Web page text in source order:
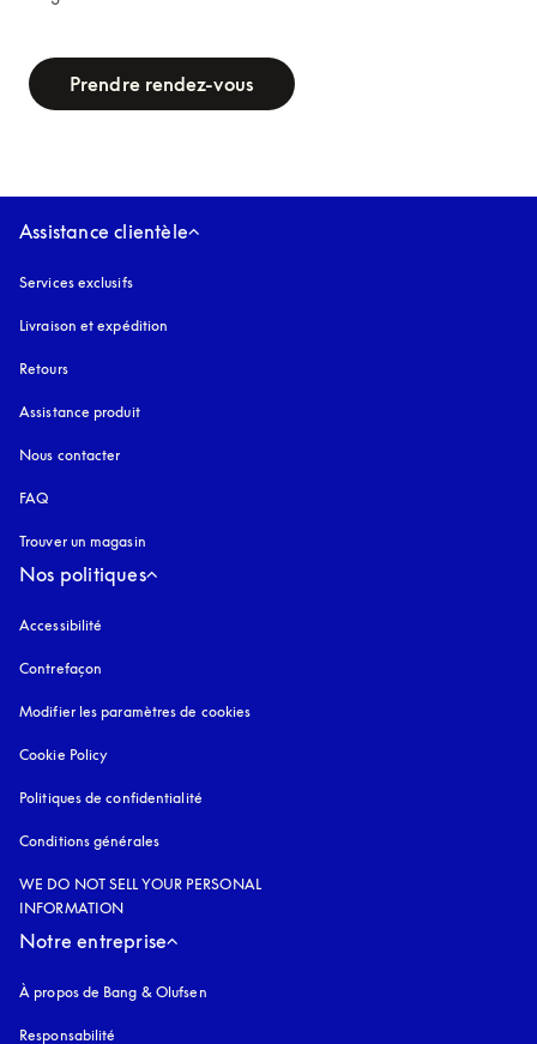
Prendre rendez-vous
Assistance clientèle
Services exclusifs
Livraison et expédition
Retours
Assistance produit
Nous contacter
FAQ
Trouver un magasin
Nos politiques
Accessibilité
Contrefaçon
Modifier les paramètres de cookies
Cookie Policy
Politiques de confidentialité
Conditions générales
WE DO NOT SELL YOUR PERSONAL
INFORMATION
Notre entreprise
À propos de Bang & Olufsen
Responsabilité